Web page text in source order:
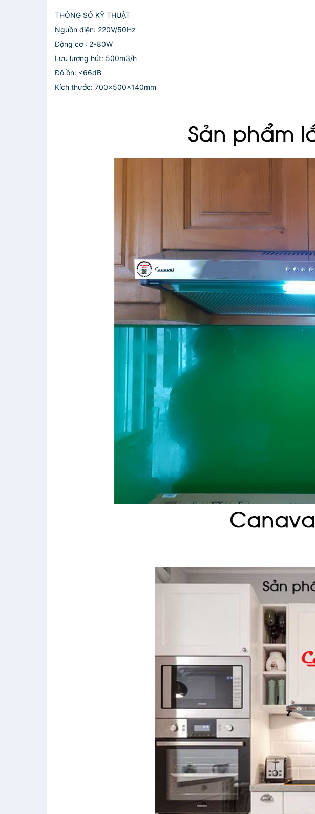
THÔNG SỐ KỸ THUẬT
Nguồn điện: 220V/50Hz
Động cơ : 2*80W
Lưu lượng hút: 500m3/h
Độ ồn: <66dB
Kích thước: 700x500x140mm